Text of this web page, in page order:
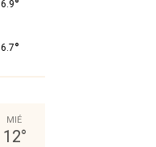
6.9°
6.7°
MIÉ
12°